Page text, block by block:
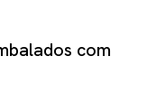
com